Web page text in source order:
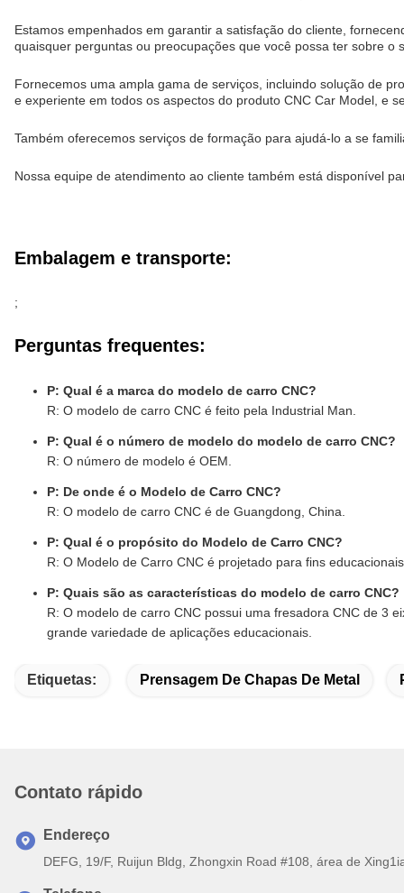
Estamos empenhados em garantir a satisfação do cliente,
quaisquer perguntas ou preocupações que você possa ter sobre o
Fornecemos uma ampla gama de serviços, incluindo solução de
e experiente em todos os aspectos do produto CNC Car Model, e
Também oferecemos serviços de formação para ajudá-lo a se
Nossa equipe de atendimento ao cliente também está disponível
Embalagem e transporte:
;
Perguntas frequentes:
P: Qual é a marca do modelo de carro CNC?
R: O modelo de carro CNC é feito pela Industrial Man.
P: Qual é o número de modelo do modelo de carro CNC?
R: O número de modelo é OEM.
P: De onde é o Modelo de Carro CNC?
R: O modelo de carro CNC é de Guangdong, China.
P: Qual é o propósito do Modelo de Carro CNC?
R: O Modelo de Carro CNC é projetado para fins
P: Quais são as características do modelo de carro CNC?
R: O modelo de carro CNC possui uma fresadora CNC de 3
grande variedade de aplicações educacionais.
Etiquetas: Prensagem De Chapas De Metal
Contato rápido
Endereço
DEFG, 19/F, Ruijun Bldg, Zhongxin Road #108, área de